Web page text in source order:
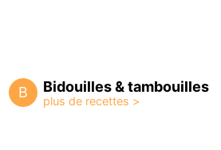
B Bidouilles & tambouilles